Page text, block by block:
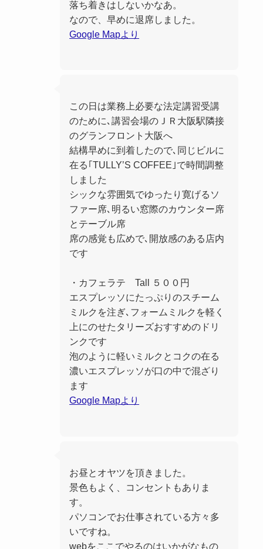
落ち着きはしないかなあ。
なので、早めに退席しました。
Google Mapより
この日は業務上必要な法定講習受講
のために､講習会場のＪＲ大阪駅隣接
のグランフロント大阪へ
結構早めに到着したので､同じビルに
在る｢TULLY’S COFFEE｣で時間調整
しました
シックな雰囲気でゆったり寛げるソ
ファー席､明るい窓際のカウンター席
とテーブル席
席の感覚も広めで､開放感のある店内
です
・カフェラテ Tall ５００円
エスプレッソにたっぷりのスチーム
ミルクを注ぎ､フォームミルクを軽く
上にのせたタリーズおすすめのドリ
ンクです
泡のように軽いミルクとコクの在る
濃いエスプレッソが口の中で混ざり
ます
Google Mapより
お昼とオヤツを頂きました。
景色もよく、コンセントもありま
す。
パソコンでお仕事されている方々多
いですね。
webをここでやるのはいかがなもの